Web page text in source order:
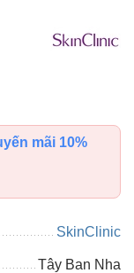
mãi 10%
SkinClinic
Tây Ban Nha